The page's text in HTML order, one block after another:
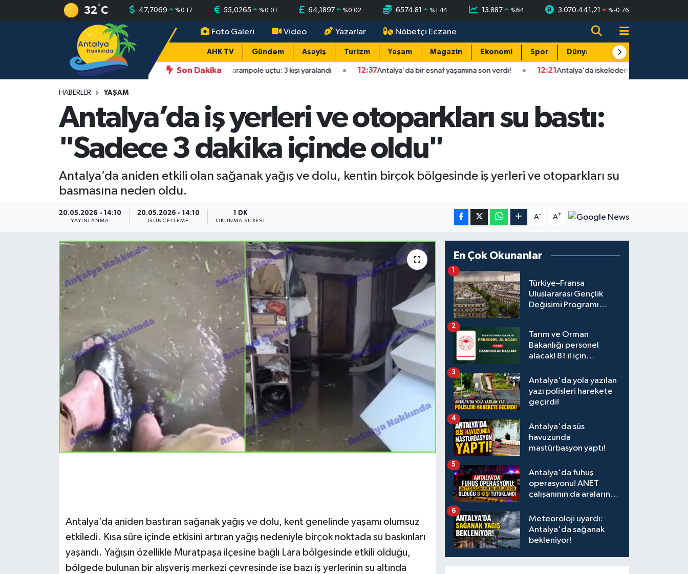
32°C 47,7069 %0.17 55,0265 %0.01 64,1897 %0.02 6574.81 %1.44 13.887 %64 3.070.441,21 %-0.76
Foto Galeri Video Yazarlar Nöbetçi Eczane
AHK TV Gündem Asayiş Turizm Yaşam Magazin Ekonomi Spor Dünya Resmi Reklamlar
Son Dakika
vurup sakat bıraktılar 12:45 Antalya'da araç şarampole uçtu: 3 kişi yaralandı 12:37Antalya'da bir esnaf yaşamına son verdi! 12:21Antalya'da iskeleden düşen işçi hayatını kaybetti!
HABERLER YAŞAM
Antalya’da iş yerleri ve otoparkları su bastı:
"Sadece 3 dakika içinde oldu"
Antalya’da aniden etkili olan sağanak yağış ve dolu, kentin birçok bölgesinde iş yerleri ve otoparkları su
basmasına neden oldu.
20.05.2026 - 14:10
YAYINLANMA
20.05.2026 - 14:10
GÜNCELLEME
1 DK
OKUNMA SÜRESI
A- A+
Antalya’da aniden bastıran sağanak yağış ve dolu, kent genelinde yaşamı olumsuz
etkiledi. Kısa süre içinde etkisini artıran yağış nedeniyle birçok noktada su baskınları
yaşandı. Yağışın özellikle Muratpaşa ilçesine bağlı Lara bölgesinde etkili olduğu,
bölgede bulunan bir alışveriş merkezi çevresinde ise bazı iş yerlerinin su altında
En Çok Okunanlar
Türkiye–Fransa
Uluslararası Gençlik
Değişimi Programı
1
Tarım ve Orman
Bakanlığı personel
alacak! 81 il için
2
Antalya'da yola yazılan
yazı polisleri harekete
geçirdi!
3
Antalya'da süs
havuzunda
mastürbasyon yaptı!
4
Antalya'da fuhuş
operasyonu! ANET
çalışanının da aralarında
5
Meteoroloji uyardı:
Antalya'da sağanak
bekleniyor!
6
Magazin
Ekonomi
Resmi Reklamlar
Antalya Nöbetçi Eczaneler
Antalya Hava Durumu
Antalya Namaz Vakitleri
Antalya Trafik Yoğunluk Haritası
Süper Lig Puan Durumu ve Fikstür
Tüm Manşetler
Son Dakika Haberleri
Haber Arşivi